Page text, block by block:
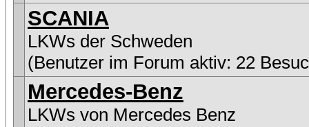
SCANIA
LKWs der Schweden
(Benutzer im Forum aktiv: 22
Mercedes-Benz
LKWs von Mercedes Benz